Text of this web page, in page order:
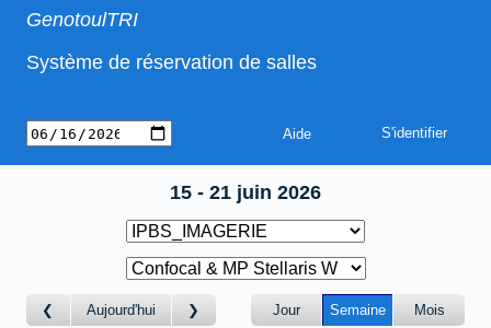
GenotoulTRI
Système de réservation de salles
Aide
15 - 21 juin 2026
Aujourd'hui Jour Semaine Mois